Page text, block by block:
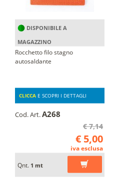
DISPONIBILE A
MAGAZZINO
Rocchetto filo stagno
autosaldante
CLICCA E SCOPRI I DETTAGLI
Cod. Art.A268
€ 7,14
€ 5,00
iva esclusa
Qnt. 1 mt